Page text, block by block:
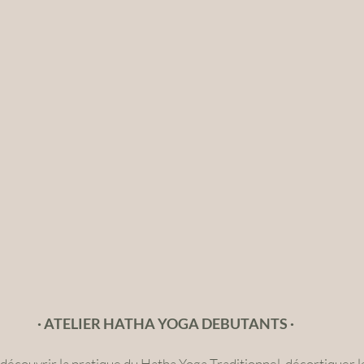
· ATELIER HATHA YOGA DEBUTANTS ·